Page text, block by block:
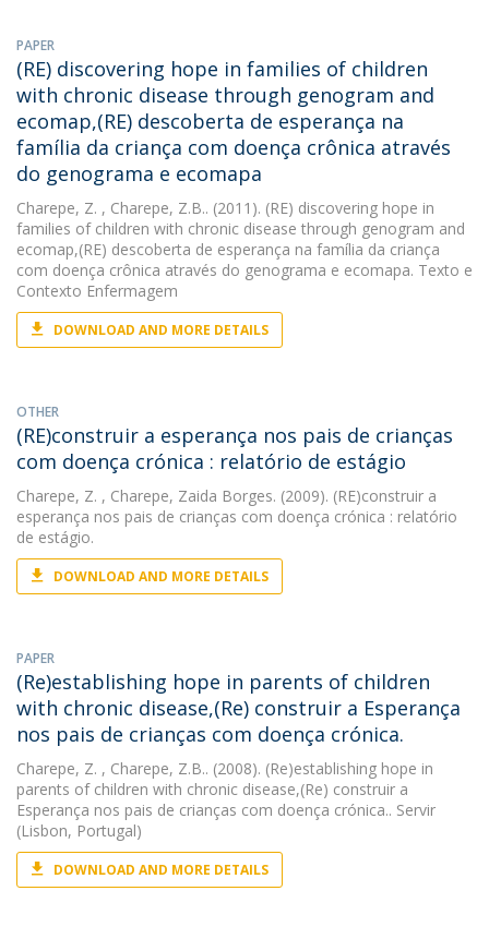
PAPER
(RE) discovering hope in families of children
with chronic disease through genogram and
ecomap,(RE) descoberta de esperança na
família da criança com doença crônica através
do genograma e ecomapa
Charepe, Z. , Charepe, Z.B.. (2011). (RE) discovering hope in
families of children with chronic disease through genogram and
ecomap,(RE) descoberta de esperança na família da criança
com doença crônica através do genograma e ecomapa. Texto e
Contexto Enfermagem
DOWNLOAD AND MORE DETAILS
OTHER
(RE)construir a esperança nos pais de crianças
com doença crónica : relatório de estágio
Charepe, Z. , Charepe, Zaida Borges. (2009). (RE)construir a
esperança nos pais de crianças com doença crónica : relatório
de estágio.
DOWNLOAD AND MORE DETAILS
PAPER
(Re)establishing hope in parents of children
with chronic disease,(Re) construir a Esperança
nos pais de crianças com doença crónica.
Charepe, Z. , Charepe, Z.B.. (2008). (Re)establishing hope in
parents of children with chronic disease,(Re) construir a
Esperança nos pais de crianças com doença crónica.. Servir
(Lisbon, Portugal)
DOWNLOAD AND MORE DETAILS